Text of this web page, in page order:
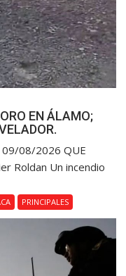
EN ÁLAMO;
09/08/2026 QUE
Roldan Un incendio
PRINCIPALES